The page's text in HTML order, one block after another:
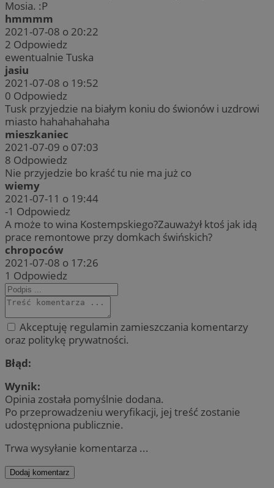
Mosia. :P
hmmmm
2021-07-08 o 20:22
2 Odpowiedz
ewentualnie Tuska
jasiu
2021-07-08 o 19:52
0 Odpowiedz
Tusk przyjedzie na białym koniu do świonów i uzdrowi
miasto hahahahahaha
mieszkaniec
2021-07-09 o 07:03
8 Odpowiedz
Nie przyjedzie bo kraść tu nie ma już co
wiemy
2021-07-11 o 19:44
-1 Odpowiedz
A może to wina Kostempskiego?Zauważył ktoś jak idą
prace remontowe przy domkach świńskich?
chropoców
2021-07-08 o 17:26
1 Odpowiedz
Akceptuję regulamin zamieszczania komentarzy
oraz politykę prywatności.
Błąd:
Wynik:
Opinia została pomyślnie dodana.
Po przeprowadzeniu weryfikacji, jej treść zostanie
udostępniona publicznie.
Trwa wysyłanie komentarza ...
Dodaj komentarz